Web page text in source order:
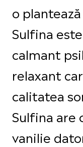
o
Sulfina
calmant
relaxant
calitatea
Sulfina are
vanilie